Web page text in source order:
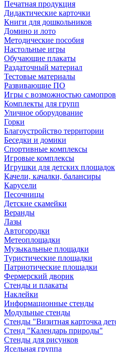
Печатная продукция
Дидактические карточки
Книги для дошкольников
Домино и лото
Методические пособия
Настольные игры
Обучающие плакаты
Раздаточный материал
Тестовые материалы
Развивающие ПО
Игры с возможностью
Комплекты для групп
Уличное оборудование
Горки
Благоустройство территории
Беседки и домики
Спортивные комплексы
Игровые комплексы
Игрушки для детских площадок
Качели, качалки, балансиры
Карусели
Песочницы
Детские скамейки
Веранды
Лазы
Автогородки
Метеоплощадки
Музыкальные площадки
Туристические площадки
Патриотические площадки
Фермерский дворик
Стенды и плакаты
Наклейки
Информационные стенды
Модульные стенды
Стенды "Визитная карточка
Стенд "Календарь природы"
Стенды для рисунков
Ясельная группа